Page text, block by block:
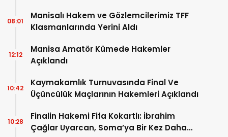
Manisalı Hakem ve Gözlemcilerimiz TFF
Klasmanlarında Yerini Aldı
08:01
Manisa Amatör Kümede Hakemler
Açıklandı
12:12
Kaymakamlık Turnuvasında Final Ve
Üçüncülük Maçlarının Hakemleri Açıklandı
10:42
Finalin Hakemi Fifa Kokartlı: İbrahim
Çağlar Uyarcan, Soma’ya Bir Kez Daha
10:28